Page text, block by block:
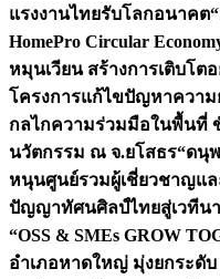
แรงงานไทยรับโลกอนาคต
HomePro Circular
หมุนเวียน สร้างการเติบโต
โครงการแก้ไขปัญหาความ
กลไกความร่วมมือในพื้นที่
นวัตกรรม ณ จ.ยโสธร“ดนุ
หนุนศูนย์รวมผู้เชี่ยวชาญแ
ปัญญาทัศนศิลป์ไทยสู่เวทีน
“OSS & SMEs GROW
อำเภอหาดใหญ่ มุ่งยกระดับ